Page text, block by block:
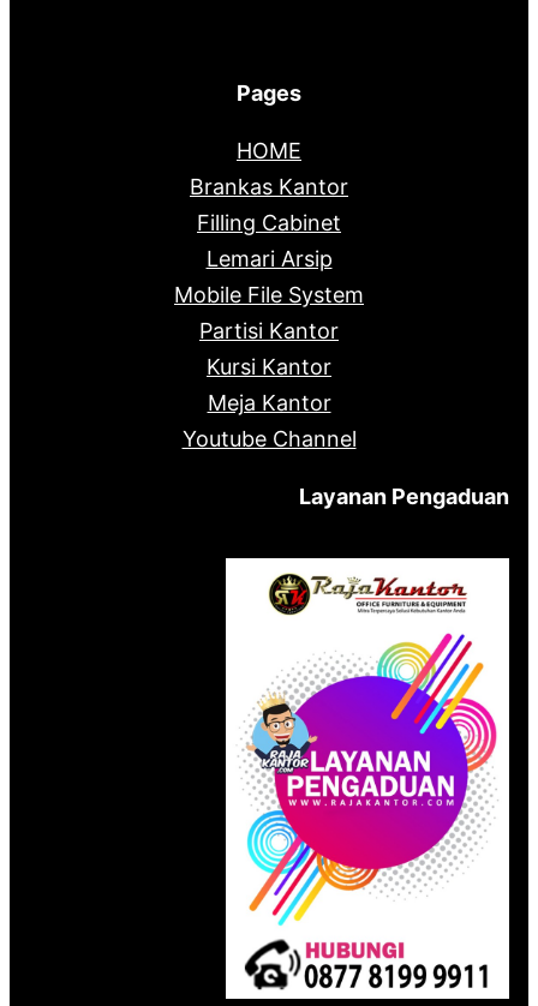
Pages
HOME
Brankas Kantor
Filling Cabinet
Lemari Arsip
Mobile File System
Partisi Kantor
Kursi Kantor
Meja Kantor
Youtube Channel
Layanan Pengaduan